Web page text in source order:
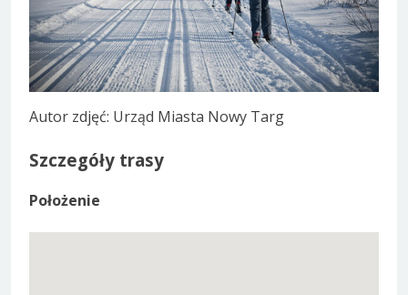
Autor zdjęć: Urząd Miasta Nowy Targ
Szczegóły trasy
Położenie